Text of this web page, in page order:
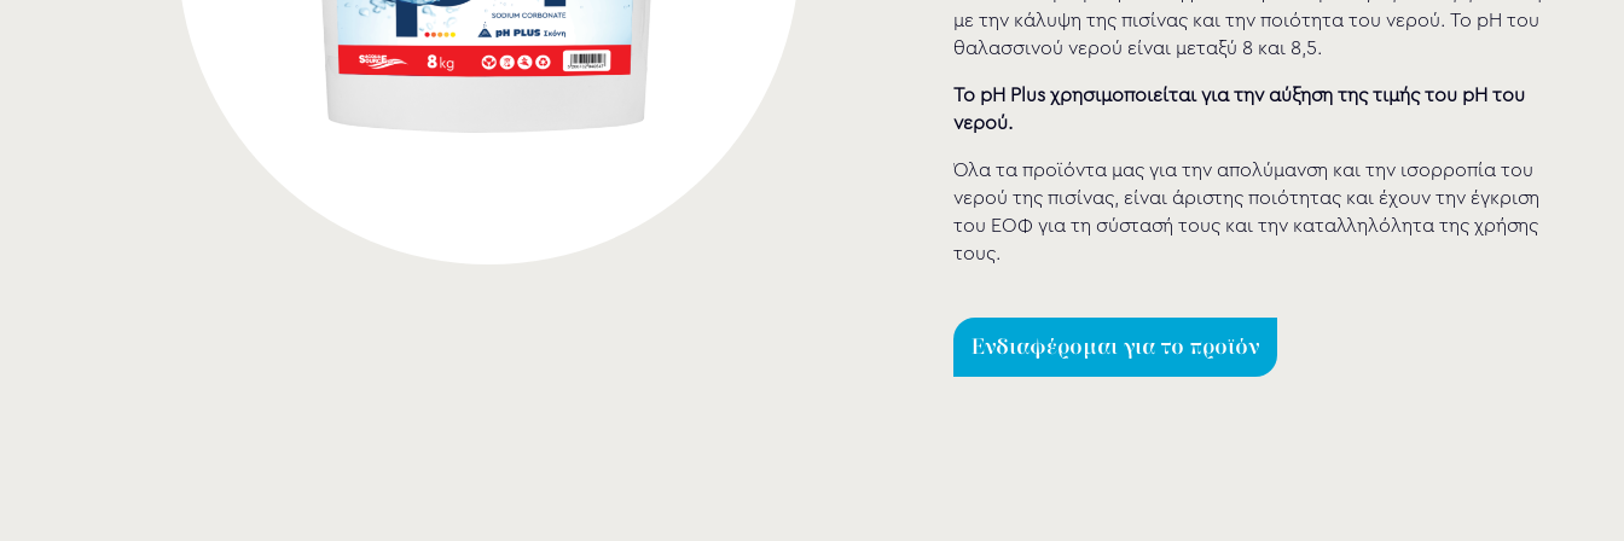
με την κάλυψη της πισίνας και την ποιότητα του νερού. Το pH του
θαλασσινού νερού είναι μεταξύ 8 και 8,5.
Το pH Plus χρησιμοποιείται για την αύξηση της τιμής του pH του
νερού.
Όλα τα προϊόντα μας για την απολύμανση και την ισορροπία του
νερού της πισίνας, είναι άριστης ποιότητας και έχουν την έγκριση
του ΕΟΦ για τη σύστασή τους και την καταλληλόλητα της χρήσης
τους.
Ενδιαφέρομαι για το προϊόν